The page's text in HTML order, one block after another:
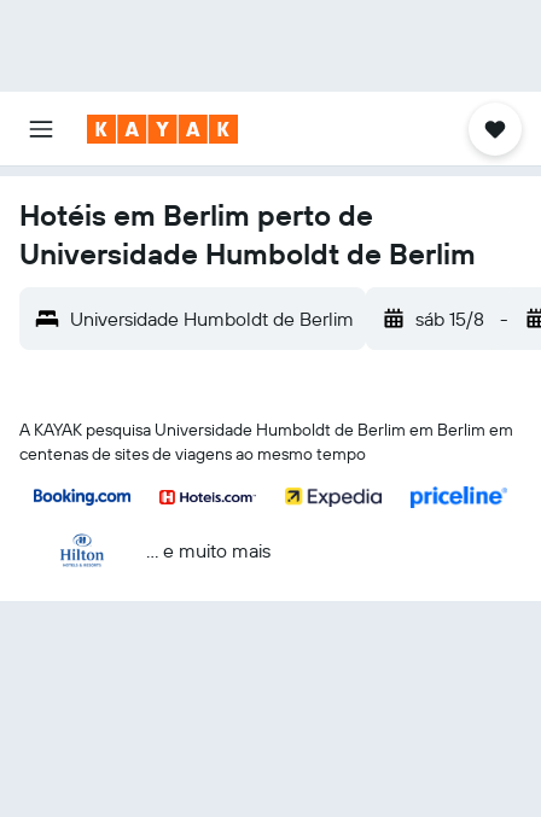
Hotéis em Berlim perto de
Universidade Humboldt de Berlim
Universidade Humboldt de Berlim sáb 15/8 -
A KAYAK pesquisa Universidade Humboldt de Berlim em Berlim em
centenas de sites de viagens ao mesmo tempo
... e muito mais